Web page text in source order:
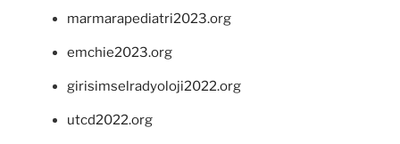
marmarapediatri2023.org
emchie2023.org
girisimselradyoloji2022.org
utcd2022.org